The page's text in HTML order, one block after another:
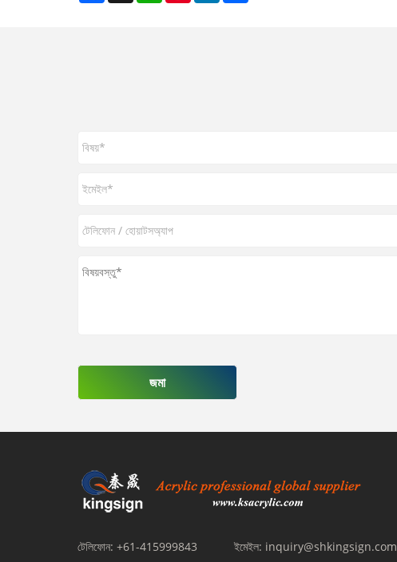
জমা
টেলিফোন: +61-415999843 ইমেইল: inquiry@shkingsign.com